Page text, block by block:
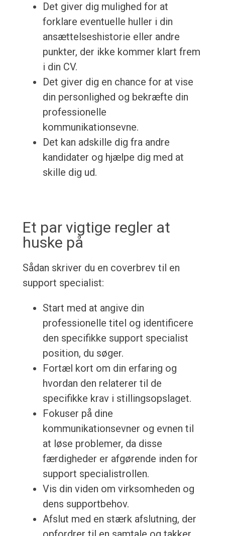
Det giver dig mulighed for at
forklare eventuelle huller i din
ansættelseshistorie eller andre
punkter, der ikke kommer klart frem
i din CV.
Det giver dig en chance for at vise
din personlighed og bekræfte din
professionelle
kommunikationsevne.
Det kan adskille dig fra andre
kandidater og hjælpe dig med at
skille dig ud.
Et par vigtige regler at
huske på
Sådan skriver du en coverbrev til en
support specialist:
Start med at angive din
professionelle titel og identificere
den specifikke support specialist
position, du søger.
Fortæl kort om din erfaring og
hvordan den relaterer til de
specifikke krav i stillingsopslaget.
Fokuser på dine
kommunikationsevner og evnen til
at løse problemer, da disse
færdigheder er afgørende inden for
support specialistrollen.
Vis din viden om virksomheden og
dens supportbehov.
Afslut med en stærk afslutning, der